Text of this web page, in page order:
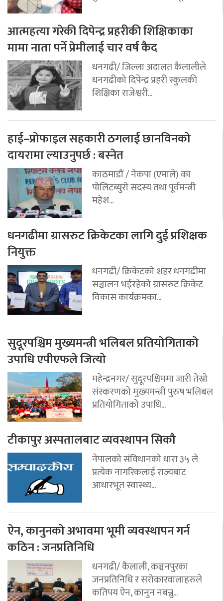
आत्महत्या गरेकी दिपेन्द्र प्रहरीकी शिक्षिकाका
मामा नाता पर्ने प्रेमीलाई चार वर्ष कैद
धनगढी/ जिल्ला अदालत कैलालीले
धनगढीको दिपेन्द्र प्रहरी स्कुलकी
शिक्षिका राजेश्वरी...
हाई–प्रोफाइल सहकारी ठगलाई छानविनको
दायरामा ल्याउनुपर्छ : बस्नेत
काठमाडौं / नेकपा (एमाले) का
पोलिटब्युरो सदस्य तथा पूर्वमन्त्री
महेश...
धनगढीमा ग्रासरुट क्रिकेटका लागि दुई प्रशिक्षक
नियुक्त
धनगढी/ क्रिकेटको शहर धनगढीमा
सञ्चालन भईरहेको ग्रासरुट क्रिकेट
विकास कार्यक्रमका...
सुदूरपश्चिम मुख्यमन्त्री भलिबल प्रतियोगिताको
उपाधि एपीएफले जित्यो
महेन्द्रनगर/ सुदूरपश्चिममा जारी तेस्रो
संस्करणको मुख्यमन्त्री पुरुष भलिबल
प्रतियोगिताको उपाधि...
टीकापुर अस्पतालबाट व्यवस्थापन सिकौ
नेपालको संविधानको धारा ३५ ले
प्रत्येक नागरिकलाई राज्यबाट
आधारभूत स्वास्थ्य...
ऐन, कानुनको अभावमा भूमी व्यवस्थापन गर्न
कठिन : जनप्रतिनिधि
धनगढी/ कैलाली, कञ्चनपुरका
जनप्रतिनिधि र सरोकारवालाहरुले
कतिपय ऐन, कानुन नबन्नु...